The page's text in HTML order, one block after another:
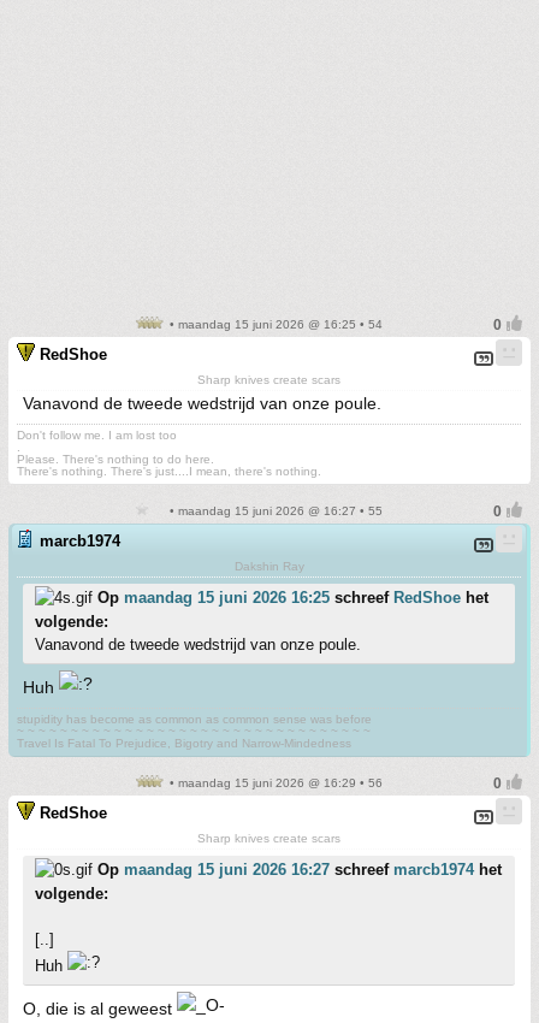
• maandag 15 juni 2026 @ 16:25 • 54
RedShoe
Sharp knives create scars
Vanavond de tweede wedstrijd van onze poule.
Don't follow me. I am lost too
Please. There's nothing to do here.
There's nothing. There's just....I mean, there's nothing.
• maandag 15 juni 2026 @ 16:27 • 55
marcb1974
Dakshin Ray
Op maandag 15 juni 2026 16:25 schreef RedShoe het
volgende:
Vanavond de tweede wedstrijd van onze poule.
Huh
stupidity has become as common as common sense was before
~ ~ ~ ~ ~ ~ ~ ~ ~ ~ ~ ~ ~ ~ ~ ~ ~ ~ ~ ~ ~ ~ ~ ~ ~ ~ ~ ~ ~ ~ ~ ~ ~
Travel Is Fatal To Prejudice, Bigotry and Narrow-Mindedness
• maandag 15 juni 2026 @ 16:29 • 56
RedShoe
Sharp knives create scars
Op maandag 15 juni 2026 16:27 schreef marcb1974het
volgende:
[..]
Huh
O, die is al geweest